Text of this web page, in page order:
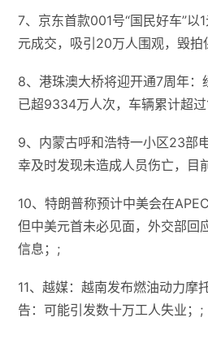
7、京东首款001号“国民好车”以
元​​成交，吸引20万人围观，毁拍
8、港珠澳大桥将迎开通7周年
已超9334万人次，车辆累计超
9、内蒙古呼和浩特一小区23部
幸及时发现未造成人员伤亡，目
10、特朗普称预计中美会在
但中美元首未必见面，外交部回
信息；;
11、越媒：越南发布燃油动力摩
告：可能引发数十万工人失业；;